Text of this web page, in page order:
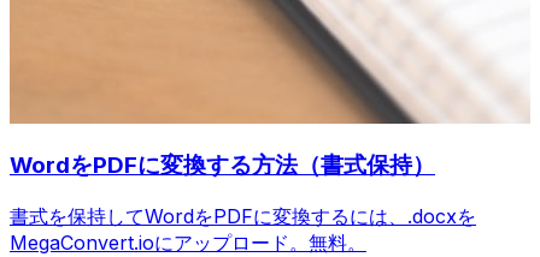
WordをPDFに変換する方法（書式保持）
書式を保持してWordをPDFに変換するには、.docxを
MegaConvert.ioにアップロード。無料。